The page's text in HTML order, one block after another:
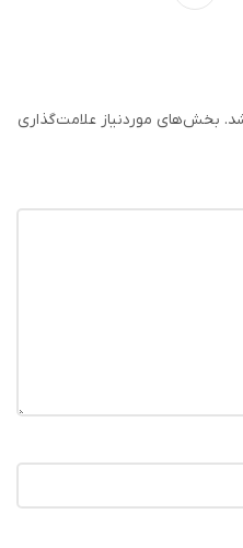
بخش‌های موردنیاز علامت‌گذاری